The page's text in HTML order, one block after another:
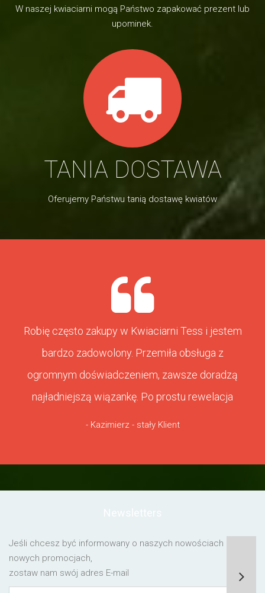
W naszej kwiaciarni mogą Państwo zapakować prezent lub
upominek.
TANIA DOSTAWA
Oferujemy Państwu tanią dostawę kwiatów
Robię często zakupy w Kwiaciarni Tess i jestem
bardzo zadowolony. Przemiła obsługa z
ogromnym doświadczeniem, zawsze doradzą
najładniejszą wiązankę. Po prostu rewelacja
- Kazimierz - stały Klient
Jeśli chcesz być informowany o naszych nowościach lub o
nowych promocjach,
zostaw nam swój adres E-mail